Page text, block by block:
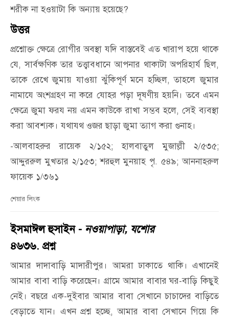
শরীক না হওয়াটা কি অন্যায় হয়েছে?
উত্তর
প্রশ্নোক্ত ক্ষেত্রে রোগীর অবস্থা যদি বাস্তবেই এত খারাপ হয়ে থাকে
যে, সার্বক্ষণিক তার তত্ত্বাবধানে আপনার থাকাটা অপরিহার্য ছিল,
তাকে রেখে জুমায় যাওয়া ঝুঁকিপূর্ণ মনে হচ্ছিল, তাহলে জুমার
নামাযে অংশগ্রহণ না করে যোহর পড়া দূষণীয় হয়নি। তবে এমন
ক্ষেত্রে জুমা ফরয নয় এমন কাউকে রাখা সম্ভব হলে, সেই ব্যবস্থা
করা আবশ্যক। যথাযথ ওজর ছাড়া জুমা ত্যাগ করা গুনাহ।
-আলবাহরুর রায়েক ২/১৫২; হালবাতুল মুজাল্লী ২/৫৩৫;
আদ্দুররুল মুখতার ২/১৫৩; শরহুল মুনয়াহ পৃ. ৫৪৯; আননাহরুল
ফায়েক ১/৩৬১
শেয়ার লিংক
ইসমাঈল হুসাইন - নওয়াপাড়া, যশোর
৪৬৩৬. প্রশ্ন
আমার দাদাবাড়ি মাদারীপুর। আমরা ঢাকাতে থাকি। এখানেই
আমার বাবা বাড়ি করেছেন। গ্রামে আমার বাবার ঘর-বাড়ি কিছুই
নেই। বছরে এক-দুইবার আমার বাবা সেখানে চাচাদের বাড়িতে
বেড়াতে যান। এখন প্রশ্ন হচ্ছে, আমার বাবা সেখানে গিয়ে কি